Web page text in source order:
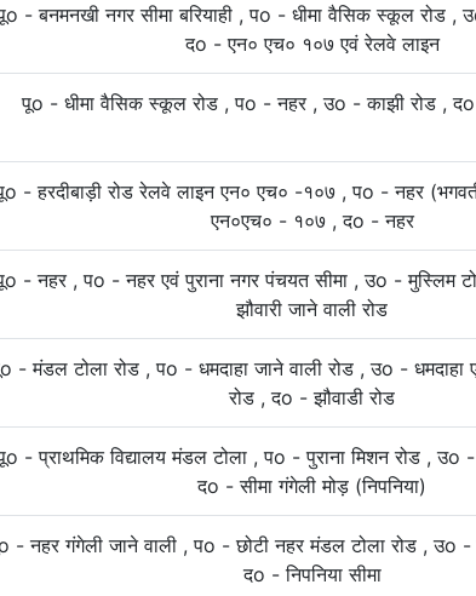
- बनमनखी नगर सीमा बरियाही , पo - धीमा वैसिक स्कूल रोड ,
दo - एन० एच० १०७ एवं रेलवे लाइन
पूo - धीमा वैसिक स्कूल रोड , पo - नहर , उo - काझी रोड ,
- हरदीबाड़ी रोड रेलवे लाइन एन० एच० -१०७ , पo - नहर
एन०एच० - १०७ , दo - नहर
- नहर , पo - नहर एवं पुराना नगर पंचयत सीमा , उo - मुस्लिम
झौवारी जाने वाली रोड
- मंडल टोला रोड , पo - धमदाहा जाने वाली रोड , उo - धमदाहा
रोड , दo - झौवाडी रोड
- प्राथमिक विद्यालय मंडल टोला , पo - पुराना मिशन रोड , उo -
दo - सीमा गंगेली मोड़ (निपनिया)
- नहर गंगेली जाने वाली , पo - छोटी नहर मंडल टोला रोड , उo -
दo - निपनिया सीमा